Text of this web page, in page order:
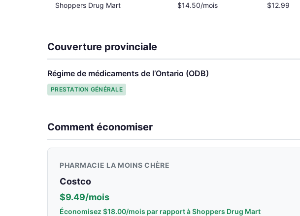
Shoppers Drug Mart $14.50/mois $12.99
Couverture provinciale
Régime de médicaments de l’Ontario (ODB)
PRESTATION GÉNÉRALE
Comment économiser
PHARMACIE LA MOINS CHÈRE
Costco
$9.49/mois
Économisez $18.00/mois par rapport à Shoppers Drug Mart